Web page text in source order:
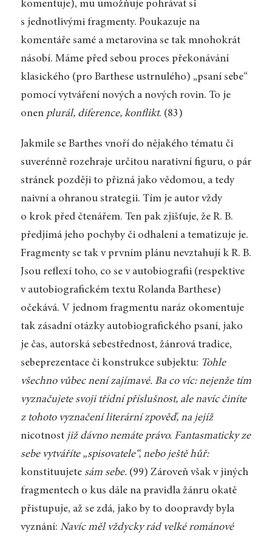
komentuje), mu umožňuje pohrávat si
s jednotlivými fragmenty. Poukazuje na
komentáře samé a metarovina se tak mnohokrát
násobí. Máme před sebou proces překonávání
klasického (pro Barthese ustrnulého) „psaní sebe“
pomocí vytváření nových a nových rovin. To je
onen plurál, diference, konflikt. (83)
Jakmile se Barthes vnoří do nějakého tématu či
suverénně rozehraje určitou narativní figuru, o pár
stránek později to přizná jako vědomou, a tedy
naivní a ohranou strategii. Tím je autor vždy
o krok před čtenářem. Ten pak zjišťuje, že R. B.
předjímá jeho pochyby či odhalení a tematizuje je.
Fragmenty se tak v prvním plánu nevztahují k R. B.
Jsou reflexí toho, co se v autobiografii (respektive
v autobiografickém textu Rolanda Barthese)
očekává. V jednom fragmentu naráz okomentuje
tak zásadní otázky autobiografického psaní, jako
je čas, autorská sebestřednost, žánrová tradice,
sebeprezentace či konstrukce subjektu: Tohle
všechno vůbec není zajímavé. Ba co víc: nejenže tím
vyznačujete svoji třídní příslušnost, ale navíc činíte
z tohoto vyznačení literární zpověď, na jejíž
nicotnost již dávno nemáte právo. Fantasmaticky ze
sebe vytváříte „spisovatele“, nebo ještě hůř:
konstituujete sám sebe.(99) Zároveň však v jiných
fragmentech o kus dále na pravidla žánru okatě
přistupuje, až se zdá, jako by to doopravdy byla
vyznání: Navíc měl vždycky rád velké románové